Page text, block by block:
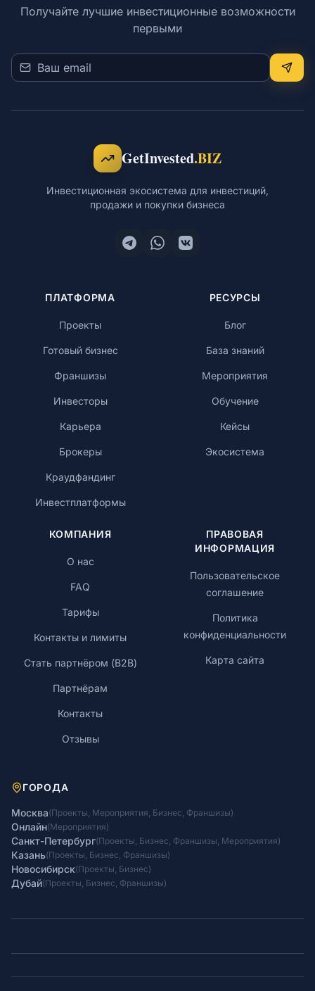
Получайте лучшие инвестиционные возможности
первыми
GetInvested.BIZ
Инвестиционная экосистема для инвестиций,
продажи и покупки бизнеса
ПЛАТФОРМА
Проекты
Готовый бизнес
Франшизы
Инвесторы
Карьера
Брокеры
Краудфандинг
Инвестплатформы
РЕСУРСЫ
Блог
База знаний
Мероприятия
Обучение
Кейсы
Экосистема
КОМПАНИЯ
О нас
FAQ
Тарифы
Контакты и лимиты
Стать партнёром (B2B)
Партнёрам
Контакты
Отзывы
ПРАВОВАЯ
ИНФОРМАЦИЯ
Пользовательское
соглашение
Политика
конфиденциальности
Карта сайта
ГОРОДА
Москва(Проекты, Мероприятия, Бизнес, Франшизы)
Онлайн(Мероприятия)
Санкт-Петербург(Проекты, Бизнес, Франшизы, Мероприятия)
Казань(Проекты, Бизнес, Франшизы)
Новосибирск(Проекты, Бизнес)
Дубай(Проекты, Бизнес, Франшизы)